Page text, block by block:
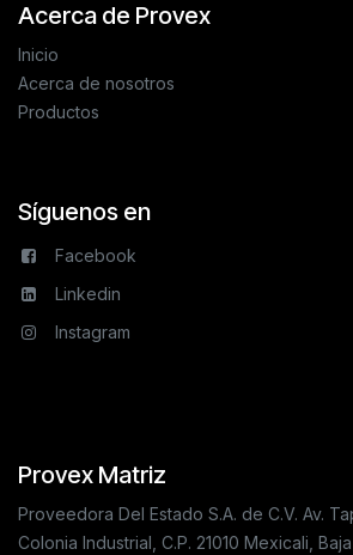
Acerca de Provex
Inicio
Acerca de nosotros
Productos
Síguenos en
Facebook
Linkedin
Instagram
Provex Matriz
Proveedora Del Estado S.A. de C.V. Av.
Colonia Industrial, C.P. 21010 Mexicali,